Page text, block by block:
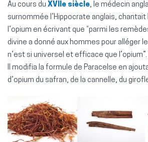
Au cours du XVIIe siècle, le médecin
surnommée l’Hippocrate anglais, chantait
l’opium en écrivant que “parmi les
divine a donné aux hommes pour alléger
n’est si universel et efficace que l’opium”.
Il modifia la formule de Paracelse en
d’opium du safran, de la cannelle, du